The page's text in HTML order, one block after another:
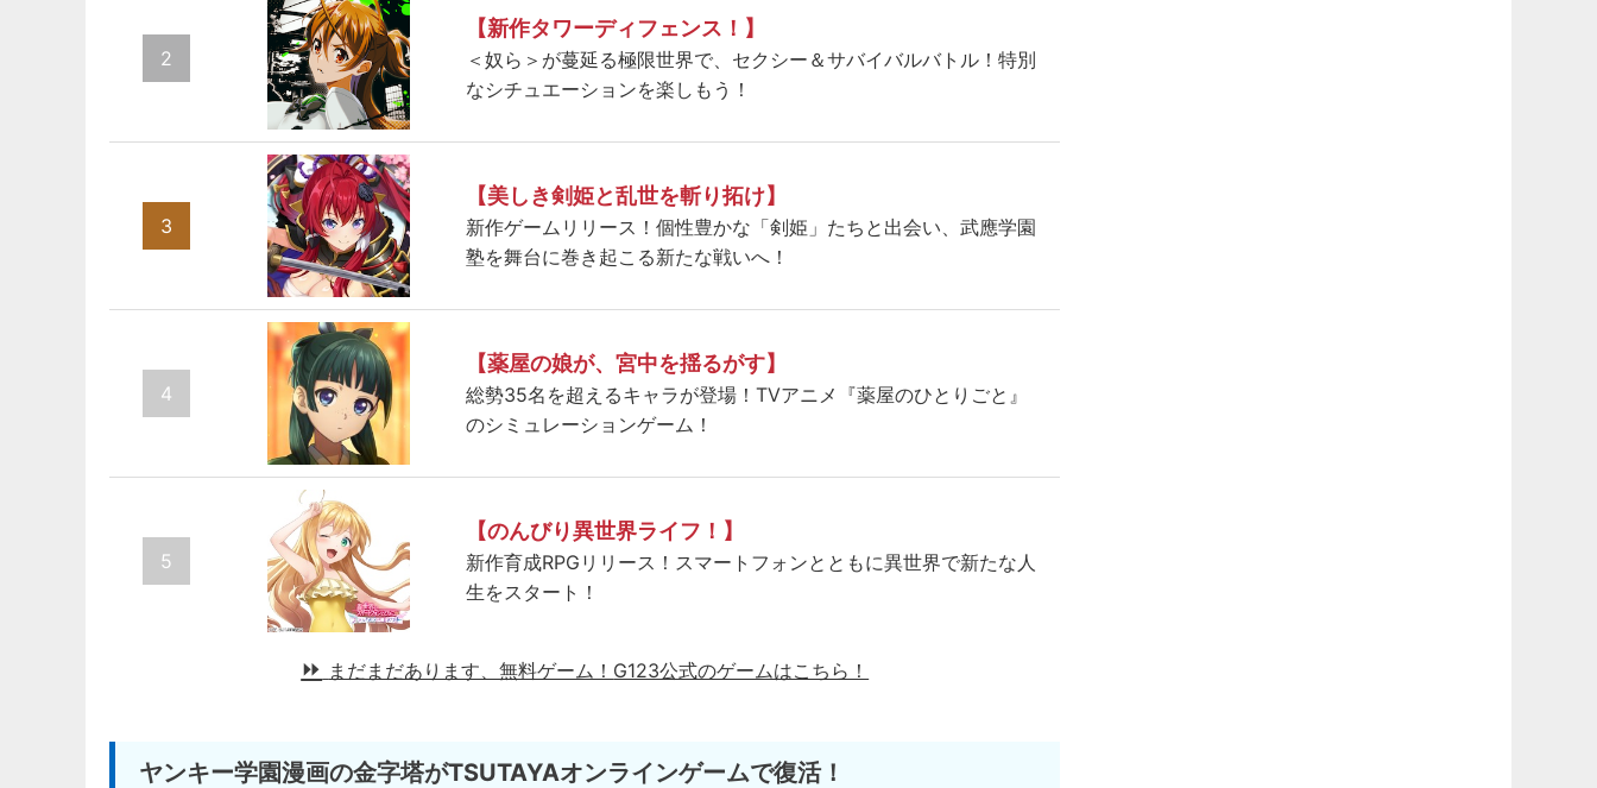
2
【新作タワーディフェンス！】
＜奴ら＞が蔓延る極限世界で、セクシー＆サバイバルバトル！特別
なシチュエーションを楽しもう！
3
【美しき剣姫と乱世を斬り拓け】
新作ゲームリリース！個性豊かな「剣姫」たちと出会い、武應学園
塾を舞台に巻き起こる新たな戦いへ！
4
【薬屋の娘が、宮中を揺るがす】
総勢35名を超えるキャラが登場！TVアニメ『薬屋のひとりごと』
のシミュレーションゲーム！
5
【のんびり異世界ライフ！】
新作育成RPGリリース！スマートフォンとともに異世界で新たな人
生をスタート！
まだまだあります、無料ゲーム！ G123公式のゲームはこちら！
ヤンキー学園漫画の金字塔がTSUTAYAオンラインゲームで復活！